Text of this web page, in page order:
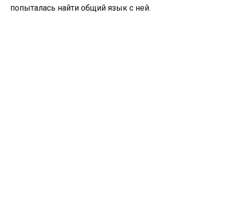
попыталась найти общий язык с ней.